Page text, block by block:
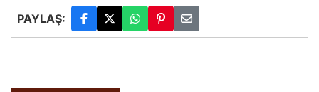
PAYLAŞ: